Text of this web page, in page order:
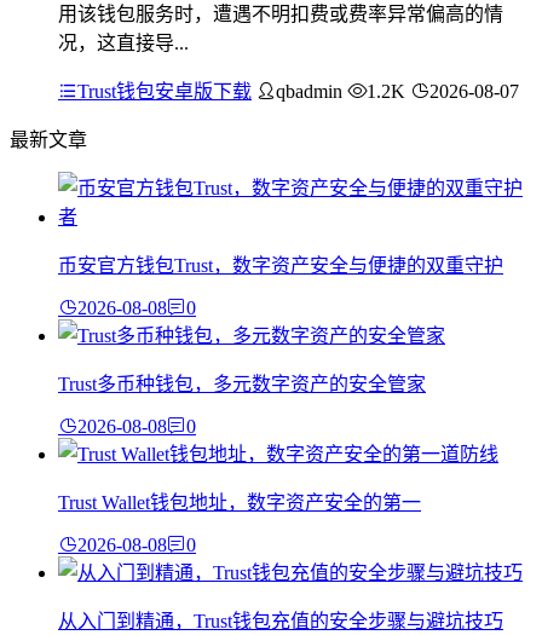
用该钱包服务时，遭遇不明扣费或费率异常偏高的情
况，这直接导...
Trust钱包安卓版下载 qbadmin 1.2K 2026-08-07
最新文章
币安官方钱包Trust，数字资产安全与便捷的双重守护
2026-08-08 0
Trust多币种钱包，多元数字资产的安全管家
2026-08-08 0
Trust Wallet钱包地址，数字资产安全的第一
2026-08-08 0
从入门到精通，Trust钱包充值的安全步骤与避坑技巧